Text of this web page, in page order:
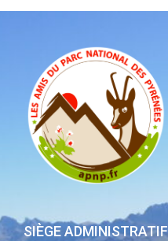
SIÈGE ADMINISTRATIF